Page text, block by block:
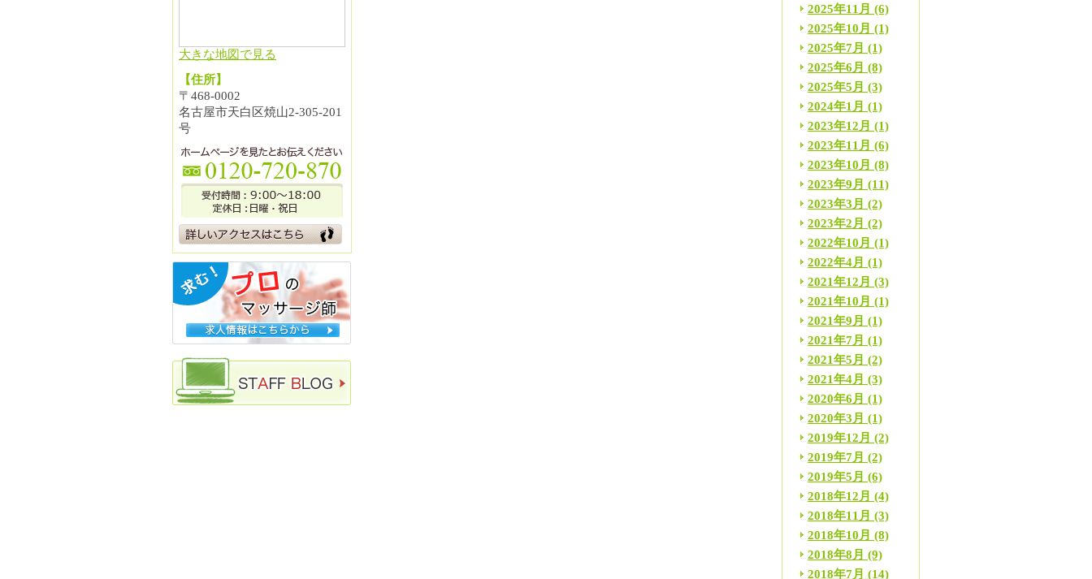
2025年11月 (6)
2025年10月 (1)
2025年7月 (1)
2025年6月 (8)
2025年5月 (3)
2024年1月 (1)
2023年12月 (1)
2023年11月 (6)
2023年10月 (8)
2023年9月 (11)
2023年3月 (2)
2023年2月 (2)
2022年10月 (1)
2022年4月 (1)
2021年12月 (3)
2021年10月 (1)
2021年9月 (1)
2021年7月 (1)
2021年5月 (2)
2021年4月 (3)
2020年6月 (1)
2020年3月 (1)
2019年12月 (2)
2019年7月 (2)
2019年5月 (6)
2018年12月 (4)
2018年11月 (3)
2018年10月 (8)
2018年8月 (9)
2018年7月 (14)
大きな地図で見る
【住所】
〒468-0002
名古屋市天白区焼山2-305-201
号